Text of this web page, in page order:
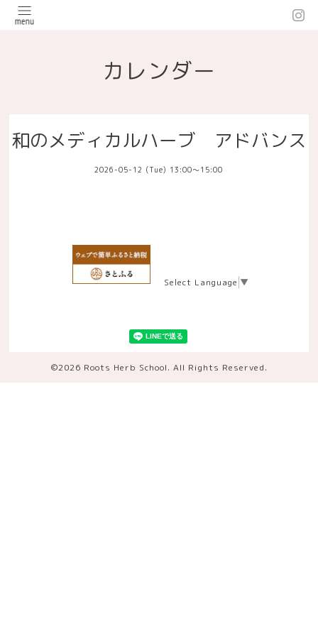
カレンダー
和のメディカルハーブ アドバンス
2026-05-12 (Tue) 13:00～15:00
Select Language ▼
©2026 Roots Herb School. All Rights Reserved.